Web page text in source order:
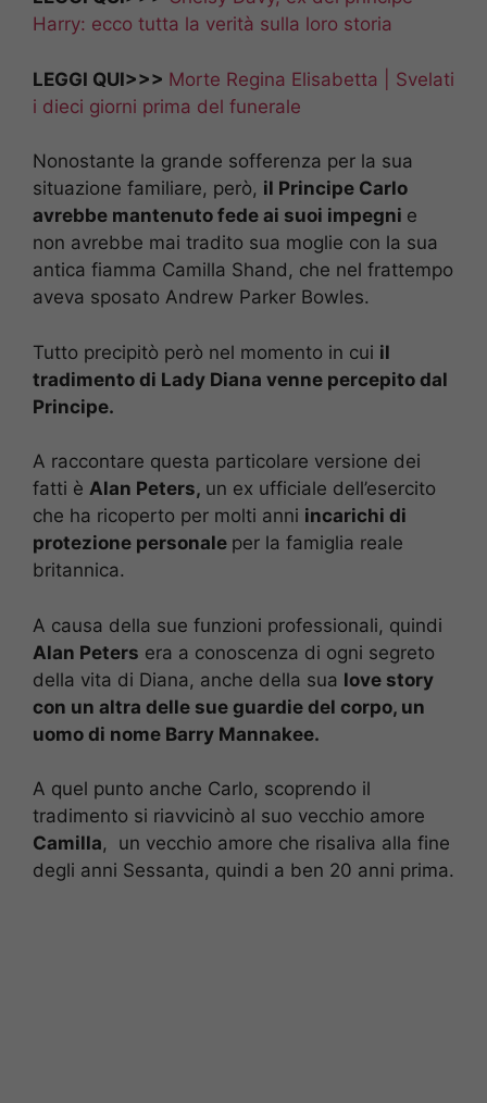
Harry: ecco tutta la verità sulla loro storia
LEGGI QUI>>> Morte Regina Elisabetta | Svelati
i dieci giorni prima del funerale
Nonostante la grande sofferenza per la sua
situazione familiare, però, il Principe Carlo
avrebbe mantenuto fede ai suoi impegni e
non avrebbe mai tradito sua moglie con la sua
antica fiamma Camilla Shand, che nel frattempo
aveva sposato Andrew Parker Bowles.
Tutto precipitò però nel momento in cui il
tradimento di Lady Diana venne percepito dal
Principe.
A raccontare questa particolare versione dei
fatti è Alan Peters, un ex ufficiale dell’esercito
che ha ricoperto per molti anni incarichi di
protezione personale per la famiglia reale
britannica.
A causa della sue funzioni professionali, quindi
Alan Peters era a conoscenza di ogni segreto
della vita di Diana, anche della sua love story
con un altra delle sue guardie del corpo, un
uomo di nome Barry Mannakee.
A quel punto anche Carlo, scoprendo il
tradimento si riavvicinò al suo vecchio amore
Camilla, un vecchio amore che risaliva alla fine
degli anni Sessanta, quindi a ben 20 anni prima.